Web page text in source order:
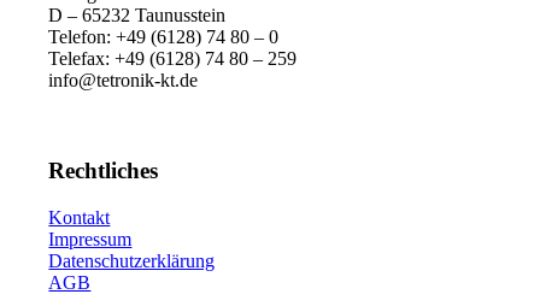
D – 65232 Taunusstein
Telefon: +49 (6128) 74 80 – 0
Telefax: +49 (6128) 74 80 – 259
info@tetronik-kt.de
Rechtliches
Kontakt
Impressum
Datenschutzerklärung
AGB